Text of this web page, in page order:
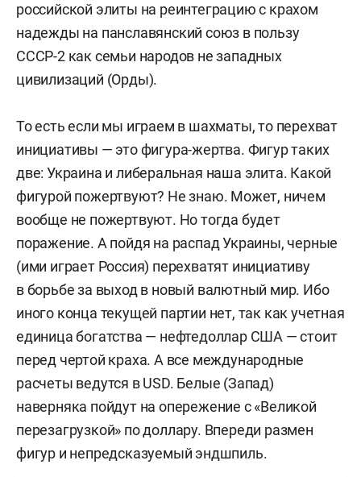
российской элиты на реинтеграцию с крахом
надежды на панславянский союз в пользу
СССР-2 как семьи народов не западных
цивилизаций (Орды).
То есть если мы играем в шахматы, то перехват
инициативы — это фигура-жертва. Фигур таких
две: Украина и либеральная наша элита. Какой
фигурой пожертвуют? Не знаю. Может, ничем
вообще не пожертвуют. Но тогда будет
поражение. А пойдя на распад Украины, черные
(ими играет Россия) перехватят инициативу
в борьбе за выход в новый валютный мир. Ибо
иного конца текущей партии нет, так как учетная
единица богатства — нефтедоллар США — стоит
перед чертой краха. А все международные
расчеты ведутся в USD. Белые (Запад)
наверняка пойдут на опережение с «Великой
перезагрузкой» по доллару. Впереди размен
фигур и непредсказуемый эндшпиль.